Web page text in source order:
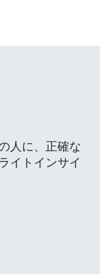
人に、正確な
イトインサイ